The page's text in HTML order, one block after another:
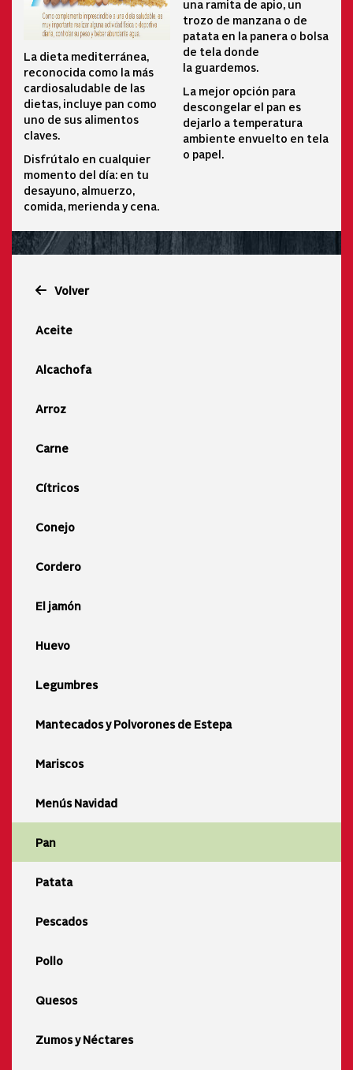
La dieta mediterránea,
reconocida como la más
cardiosaludable de las
dietas, incluye pan como
uno de sus alimentos
claves.
Disfrútalo en cualquier
momento del día: en tu
desayuno, almuerzo,
comida, merienda y cena.
una ramita de apio, un
trozo de manzana o de
patata en la panera o bolsa
de tela donde
la guardemos.
La mejor opción para
descongelar el pan es
dejarlo a temperatura
ambiente envuelto en tela
o papel.
Volver
Aceite
Alcachofa
Arroz
Carne
Cítricos
Conejo
Cordero
El jamón
Huevo
Legumbres
Mantecados y Polvorones de Estepa
Mariscos
Menús Navidad
Pan
Patata
Pescados
Pollo
Quesos
Zumos y Néctares